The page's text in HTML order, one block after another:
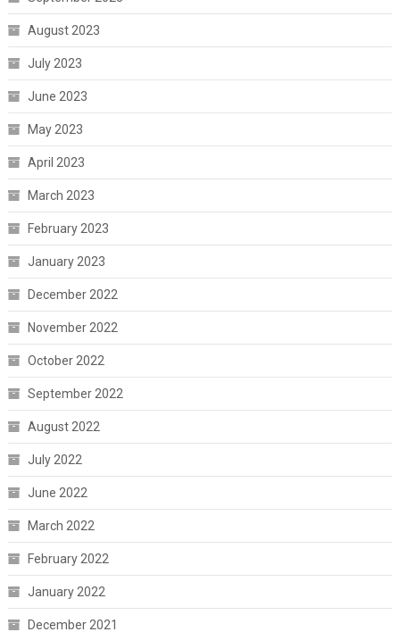
August 2023
July 2023
June 2023
May 2023
April 2023
March 2023
February 2023
January 2023
December 2022
November 2022
October 2022
September 2022
August 2022
July 2022
June 2022
March 2022
February 2022
January 2022
December 2021